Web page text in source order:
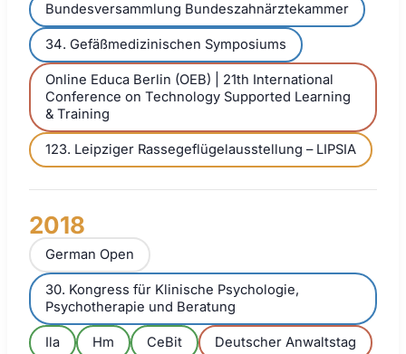
Bundesversammlung Bundeszahnärztekammer
34. Gefäßmedizinischen Symposiums
Online Educa Berlin (OEB) | 21th International
Conference on Technology Supported Learning
& Training
123. Leipziger Rassegeflügelausstellung – LIPSIA
2018
German Open
30. Kongress für Klinische Psychologie,
Psychotherapie und Beratung
Ila Hm CeBit Deutscher Anwaltstag